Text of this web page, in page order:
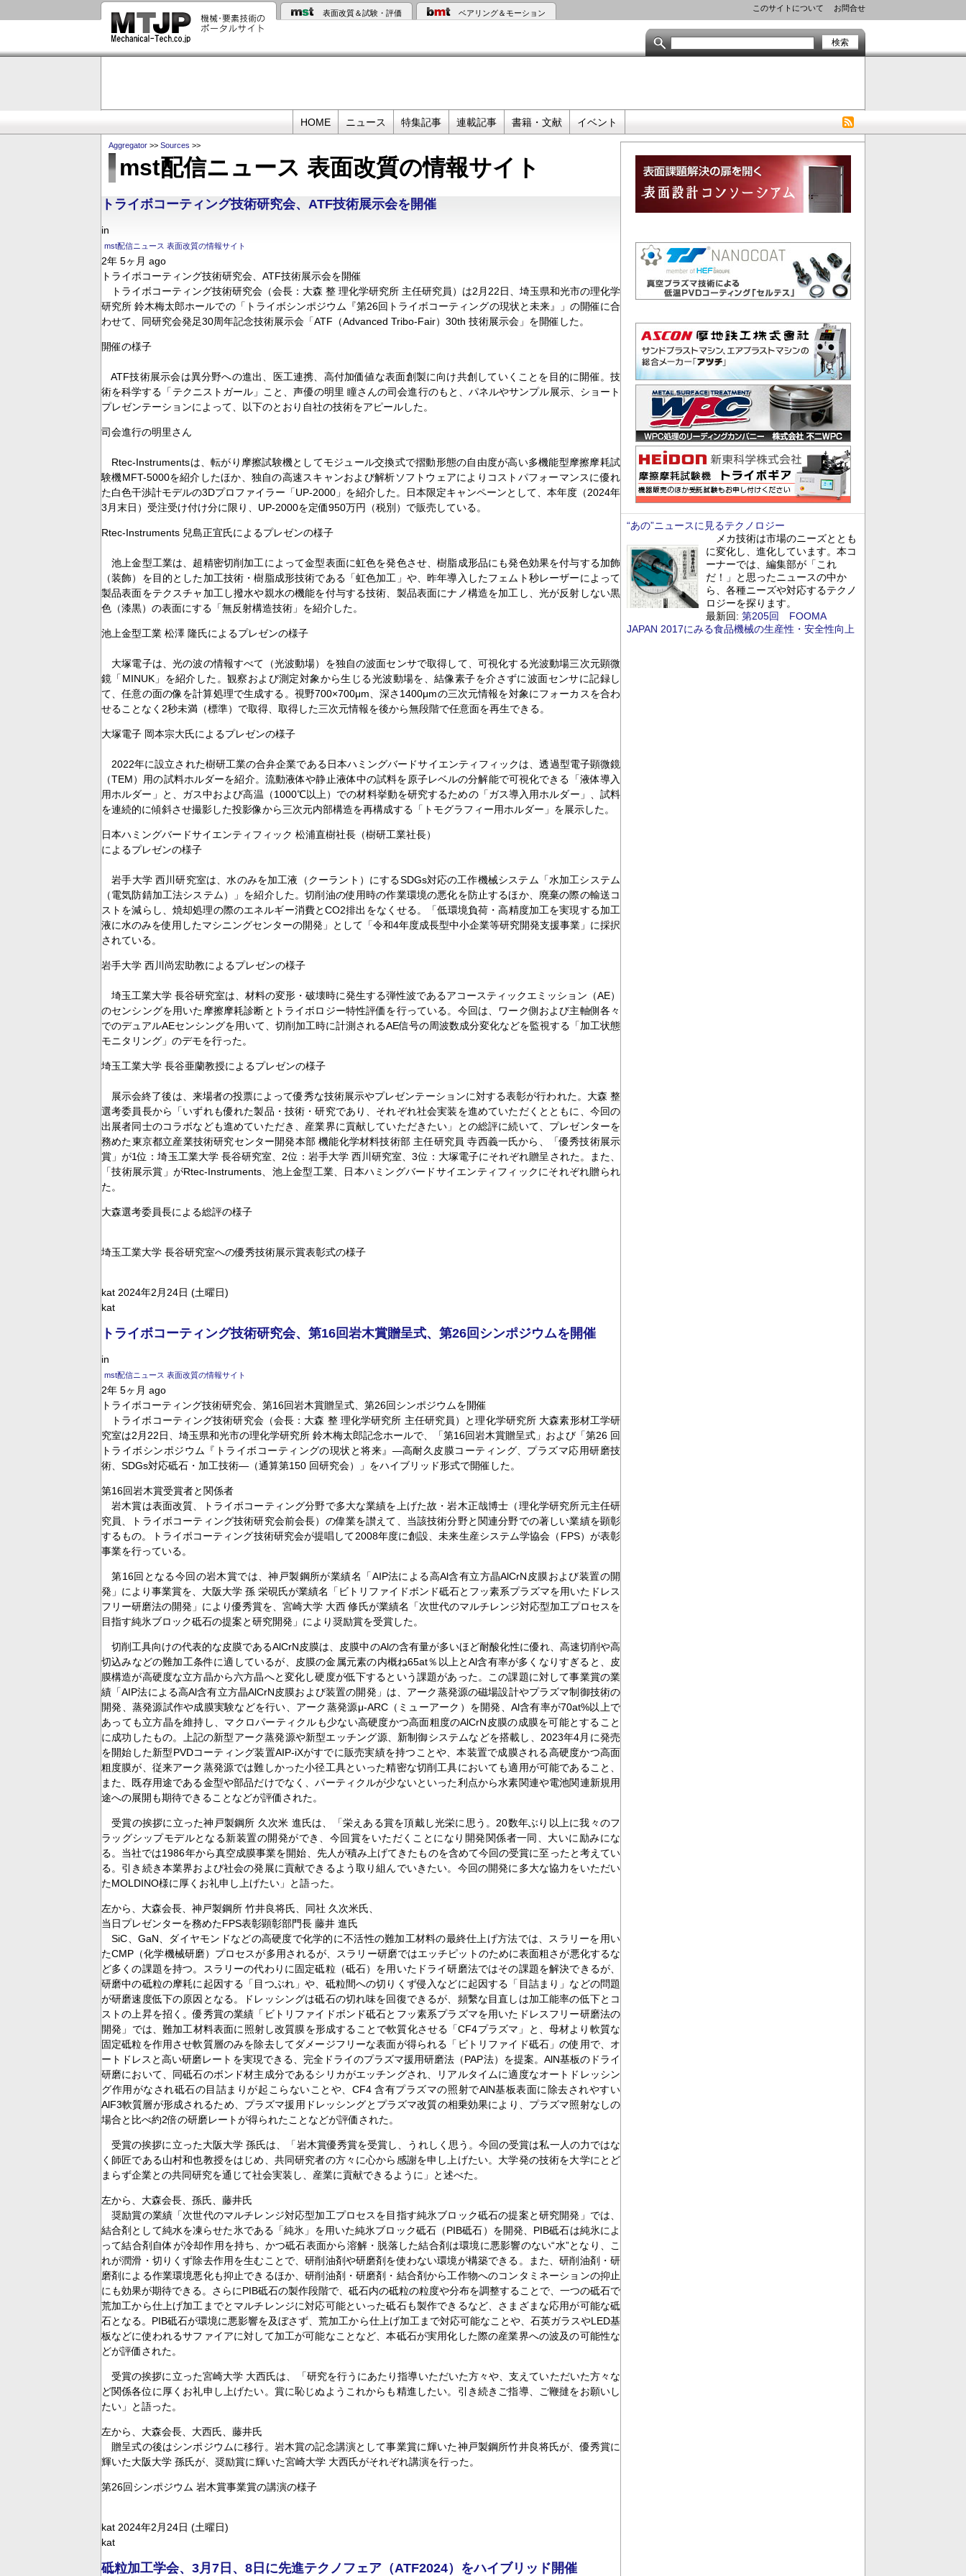
イ
ン
動
表面改質＆試験・評価 ベアリング＆モーション
Menu
このサイトについて お問合せ
links
HOME ニュース 特集記事 連載記事 書籍・文献 イベント
Aggregator >> Sources >>
mst配信ニュース 表面改質の情報サイト
トライボコーティング技術研究会、ATF技術展示会を開催
in
mst配信ニュース 表面改質の情報サイト
2年 5ヶ月 ago
トライボコーティング技術研究会、ATF技術展示会を開催
トライボコーティング技術研究会（会長：大森 整 理化学研究所 主任研究員）は2月22日、埼玉県和光市の理化学
研究所 鈴木梅太郎ホールでの「トライボシンポジウム『第26回トライボコーティングの現状と未来』」の開催に合
わせて、同研究会発足30周年記念技術展示会「ATF（Advanced Tribo-Fair）30th 技術展示会」を開催した。
開催の様子
ATF技術展示会は異分野への進出、医工連携、高付加価値な表面創製に向け共創していくことを目的に開催。技
術を科学する「テクニストガール」こと、声優の明里 瞳さんの司会進行のもと、パネルやサンプル展示、ショート
プレゼンテーションによって、以下のとおり自社の技術をアピールした。
司会進行の明里さん
Rtec-Instrumentsは、転がり摩擦試験機としてモジュール交換式で摺動形態の自由度が高い多機能型摩擦摩耗試
験機MFT-5000を紹介したほか、独自の高速スキャンおよび解析ソフトウェアによりコストパフォーマンスに優れ
た白色干渉計モデルの3Dプロファイラー「UP-2000」を紹介した。日本限定キャンペーンとして、本年度（2024年
3月末日）受注受け付け分に限り、UP-2000を定価950万円（税別）で販売している。
Rtec-Instruments 兒島正宜氏によるプレゼンの様子
池上金型工業は、超精密切削加工によって金型表面に虹色を発色させ、樹脂成形品にも発色効果を付与する加飾
（装飾）を目的とした加工技術・樹脂成形技術である「虹色加工」や、昨年導入したフェムト秒レーザーによって
製品表面をテクスチャ加工し撥水や親水の機能を付与する技術、製品表面にナノ構造を加工し、光が反射しない黒
色（漆黒）の表面にする「無反射構造技術」を紹介した。
池上金型工業 松澤 隆氏によるプレゼンの様子
大塚電子は、光の波の情報すべて（光波動場）を独自の波面センサで取得して、可視化する光波動場三次元顕微
鏡「MINUK」を紹介した。観察および測定対象から生じる光波動場を、結像素子を介さずに波面センサに記録し
て、任意の面の像を計算処理で生成する。視野700×700μm、深さ1400μmの三次元情報を対象にフォーカスを合わ
せることなく2秒未満（標準）で取得、取得した三次元情報を後から無段階で任意面を再生できる。
大塚電子 岡本宗大氏によるプレゼンの様子
2022年に設立された樹研工業の合弁企業である日本ハミングバードサイエンティフィックは、透過型電子顕微鏡
（TEM）用の試料ホルダーを紹介。流動液体や静止液体中の試料を原子レベルの分解能で可視化できる「液体導入
用ホルダー」と、ガス中および高温（1000℃以上）での材料挙動を研究するための「ガス導入用ホルダー」、試料
を連続的に傾斜させ撮影した投影像から三次元内部構造を再構成する「トモグラフィー用ホルダー」を展示した。
日本ハミングバードサイエンティフィック 松浦直樹社長（樹研工業社長）
によるプレゼンの様子
岩手大学 西川研究室は、水のみを加工液（クーラント）にするSDGs対応の工作機械システム「水加工システム
（電気防錆加工法システム）」を紹介した。切削油の使用時の作業環境の悪化を防止するほか、廃棄の際の輸送コ
ストを減らし、焼却処理の際のエネルギー消費とCO2排出をなくせる。「低環境負荷・高精度加工を実現する加工
液に水のみを使用したマシニングセンターの開発」として「令和4年度成長型中小企業等研究開発支援事業」に採択
されている。
岩手大学 西川尚宏助教によるプレゼンの様子
埼玉工業大学 長谷研究室は、材料の変形・破壊時に発生する弾性波であるアコースティックエミッション（AE）
のセンシングを用いた摩擦摩耗診断とトライボロジー特性評価を行っている。今回は、ワーク側および主軸側各々
でのデュアルAEセンシングを用いて、切削加工時に計測されるAE信号の周波数成分変化などを監視する「加工状態
モニタリング」のデモを行った。
埼玉工業大学 長谷亜蘭教授によるプレゼンの様子
展示会終了後は、来場者の投票によって優秀な技術展示やプレゼンテーションに対する表彰が行われた。大森 整
選考委員長から「いずれも優れた製品・技術・研究であり、それぞれ社会実装を進めていただくとともに、今回の
出展者同士のコラボなども進めていただき、産業界に貢献していただきたい」との総評に続いて、プレゼンターを
務めた東京都立産業技術研究センター開発本部 機能化学材料技術部 主任研究員 寺西義一氏から、「優秀技術展示
賞」が1位：埼玉工業大学 長谷研究室、2位：岩手大学 西川研究室、3位：大塚電子にそれぞれ贈呈された。また、
「技術展示賞」がRtec-Instruments、池上金型工業、日本ハミングバードサイエンティフィックにそれぞれ贈られ
た。
大森選考委員長による総評の様子
埼玉工業大学 長谷研究室への優秀技術展示賞表彰式の様子
kat 2024年2月24日 (土曜日)
kat
トライボコーティング技術研究会、第16回岩木賞贈呈式、第26回シンポジウムを開催
in
mst配信ニュース 表面改質の情報サイト
2年 5ヶ月 ago
トライボコーティング技術研究会、第16回岩木賞贈呈式、第26回シンポジウムを開催
トライボコーティング技術研究会（会長：大森 整 理化学研究所 主任研究員）と理化学研究所 大森素形材工学研
究室は2月22日、埼玉県和光市の理化学研究所 鈴木梅太郎記念ホールで、「第16回岩木賞贈呈式」および「第26 回
トライボシンポジウム『トライボコーティングの現状と将来』―高耐久皮膜コーティング、プラズマ応用研磨技
術、SDGs対応砥石・加工技術―（通算第150 回研究会）」をハイブリッド形式で開催した。
第16回岩木賞受賞者と関係者
岩木賞は表面改質、トライボコーティング分野で多大な業績を上げた故・岩木正哉博士（理化学研究所元主任研
究員、トライボコーティング技術研究会前会長）の偉業を讃えて、当該技術分野と関連分野での著しい業績を顕彰
するもの。トライボコーティング技術研究会が提唱して2008年度に創設、未来生産システム学協会（FPS）が表彰
事業を行っている。
第16回となる今回の岩木賞では、神戸製鋼所が業績名「AIP法による高Al含有立方晶AlCrN皮膜および装置の開
発」により事業賞を、大阪大学 孫 栄硯氏が業績名「ビトリファイドボンド砥石とフッ素系プラズマを用いたドレス
フリー研磨法の開発」により優秀賞を、宮崎大学 大西 修氏が業績名「次世代のマルチレンジ対応型加工プロセスを
目指す純氷ブロック砥石の提案と研究開発」により奨励賞を受賞した。
切削工具向けの代表的な皮膜であるAlCrN皮膜は、皮膜中のAlの含有量が多いほど耐酸化性に優れ、高速切削や高
切込みなどの難加工条件に適しているが、皮膜の金属元素の内概ね65at％以上とAl含有率が多くなりすぎると、皮
膜構造が高硬度な立方晶から六方晶へと変化し硬度が低下するという課題があった。この課題に対して事業賞の業
績「AIP法による高Al含有立方晶AlCrN皮膜および装置の開発」は、アーク蒸発源の磁場設計やプラズマ制御技術の
開発、蒸発源試作や成膜実験などを行い、アーク蒸発源μ-ARC（ミューアーク）を開発、Al含有率が70at%以上で
あっても立方晶を維持し、マクロパーティクルも少ない高硬度かつ高面粗度のAlCrN皮膜の成膜を可能とすること
に成功したもの。上記の新型アーク蒸発源や新型エッチング源、新制御システムなどを搭載し、2023年4月に発売
を開始した新型PVDコーティング装置AIP-iXがすでに販売実績を持つことや、本装置で成膜される高硬度かつ高面
粗度膜が、従来アーク蒸発源では難しかった小径工具といった精密な切削工具においても適用が可能であること、
また、既存用途である金型や部品だけでなく、パーティクルが少ないといった利点から水素関連や電池関連新規用
途への展開も期待できることなどが評価された。
受賞の挨拶に立った神戸製鋼所 久次米 進氏は、「栄えある賞を頂戴し光栄に思う。20数年ぶり以上に我々のフ
ラッグシップモデルとなる新装置の開発ができ、今回賞をいただくことになり開発関係者一同、大いに励みにな
る。当社では1986年から真空成膜事業を開始、先人が積み上げてきたものを含めて今回の受賞に至ったと考えてい
る。引き続き本業界および社会の発展に貢献できるよう取り組んでいきたい。今回の開発に多大な協力をいただい
たMOLDINO様に厚くお礼申し上げたい」と語った。
左から、大森会長、神戸製鋼所 竹井良将氏、同社 久次米氏、
当日プレゼンターを務めたFPS表彰顕彰部門長 藤井 進氏
SiC、GaN、ダイヤモンドなどの高硬度で化学的に不活性の難加工材料の最終仕上げ方法では、スラリーを用い
たCMP（化学機械研磨）プロセスが多用されるが、スラリー研磨ではエッチピットのために表面粗さが悪化するな
ど多くの課題を持つ。スラリーの代わりに固定砥粒（砥石）を用いたドライ研磨法ではその課題を解決できるが、
研磨中の砥粒の摩耗に起因する「目つぶれ」や、砥粒間への切りくず侵入などに起因する「目詰まり」などの問題
が研磨速度低下の原因となる。ドレッシングは砥石の切れ味を回復できるが、頻繫な目直しは加工能率の低下とコ
ストの上昇を招く。優秀賞の業績「ビトリファイドボンド砥石とフッ素系プラズマを用いたドレスフリー研磨法の
開発」では、難加工材料表面に照射し改質膜を形成することで軟質化させる「CF4プラズマ」と、母材より軟質な
固定砥粒を作用させ軟質層のみを除去してダメージフリーな表面が得られる「ビトリファイド砥石」の使用で、オ
ートドレスと高い研磨レートを実現できる、完全ドライのプラズマ援用研磨法（PAP法）を提案。AlN基板のドライ
研磨において、同砥石のボンド材主成分であるシリカがエッチングされ、リアルタイムに適度なオートドレッシン
グ作用がなされ砥石の目詰まりが起こらないことや、CF4 含有プラズマの照射でAlN基板表面に除去されやすい
AlF3軟質層が形成されるため、プラズマ援用ドレッシングとプラズマ改質の相乗効果により、プラズマ照射なしの
場合と比べ約2倍の研磨レートが得られたことなどが評価された。
受賞の挨拶に立った大阪大学 孫氏は、「岩木賞優秀賞を受賞し、うれしく思う。今回の受賞は私一人の力ではな
く師匠である山村和也教授をはじめ、共同研究者の方々に心から感謝を申し上げたい。大学発の技術を大学にとど
まらず企業との共同研究を通じて社会実装し、産業に貢献できるように」と述べた。
左から、大森会長、孫氏、藤井氏
奨励賞の業績「次世代のマルチレンジ対応型加工プロセスを目指す純氷ブロック砥石の提案と研究開発」では、
結合剤として純水を凍らせた氷である「純氷」を用いた純氷ブロック砥石（PIB砥石）を開発、PIB砥石は純氷によ
って結合剤自体が冷却作用を持ち、かつ砥石表面から溶解・脱落した結合剤は環境に悪影響のない“水”となり、こ
れが潤滑・切りくず除去作用を生むことで、研削油剤や研磨剤を使わない環境が構築できる。また、研削油剤・研
磨剤による作業環境悪化も抑止できるほか、研削油剤・研磨剤・結合剤から工作物へのコンタミネーションの抑止
にも効果が期待できる。さらにPIB砥石の製作段階で、砥石内の砥粒の粒度や分布を調整することで、一つの砥石で
荒加工から仕上げ加工までとマルチレンジに対応可能といった砥石も製作できるなど、さまざまな応用が可能な砥
石となる。PIB砥石が環境に悪影響を及ぼさず、荒加工から仕上げ加工まで対応可能なことや、石英ガラスやLED基
板などに使われるサファイアに対して加工が可能なことなど、本砥石が実用化した際の産業界への波及の可能性な
どが評価された。
受賞の挨拶に立った宮崎大学 大西氏は、「研究を行うにあたり指導いただいた方々や、支えていただいた方々な
ど関係各位に厚くお礼申し上げたい。賞に恥じぬようこれからも精進したい。引き続きご指導、ご鞭撻をお願いし
たい」と語った。
左から、大森会長、大西氏、藤井氏
贈呈式の後はシンポジウムに移行。岩木賞の記念講演として事業賞に輝いた神戸製鋼所竹井良将氏が、優秀賞に
輝いた大阪大学 孫氏が、奨励賞に輝いた宮崎大学 大西氏がそれぞれ講演を行った。
第26回シンポジウム 岩木賞事業賞の講演の様子
kat 2024年2月24日 (土曜日)
kat
砥粒加工学会、3月7日、8日に先進テクノフェア（ATF2024）をハイブリッド開催
“あの”ニュースに見るテクノロジー
メカ技術は市場のニーズととも
に変化し、進化しています。本コ
ーナーでは、編集部が「これ
だ！」と思ったニュースの中か
ら、各種ニーズや対応するテクノ
ロジーを探ります。
最新回: 第205回 FOOMA
JAPAN 2017にみる食品機械の生産性・安全性向上